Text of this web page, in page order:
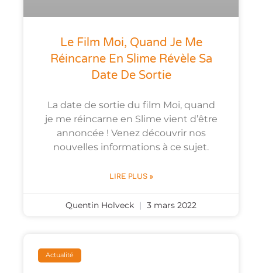
Le Film Moi, Quand Je Me
Réincarne En Slime Révèle Sa
Date De Sortie
La date de sortie du film Moi, quand
je me réincarne en Slime vient d’être
annoncée ! Venez découvrir nos
nouvelles informations à ce sujet.
LIRE PLUS »
Quentin Holveck 3 mars 2022
Actualité